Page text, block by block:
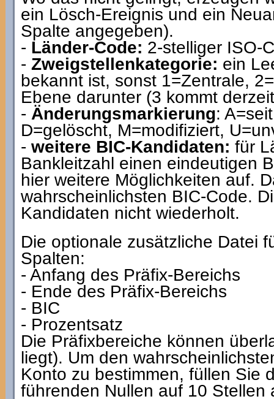
ein Lösch-Ereignis und ein
Spalte angegeben).
- Länder-Code: 2-stelliger ISO-
- Zweigstellenkategorie: ein
bekannt ist, sonst 1=Zentrale,
Ebene darunter (3 kommt
- Änderungsmarkierung:
D=gelöscht, M=modifiziert,
- weitere BIC-Kandidaten: für
Bankleitzahl einen eindeutigen
hier weitere Möglichkeiten auf.
wahrscheinlichsten BIC-Code.
Kandidaten nicht wiederholt.
Die optionale zusätzliche Datei
Spalten:
- Anfang des Präfix-Bereichs
- Ende des Präfix-Bereichs
- BIC
- Prozentsatz
Die Präfixbereiche können
liegt). Um den
Konto zu bestimmen, füllen Sie
führenden Nullen auf 10